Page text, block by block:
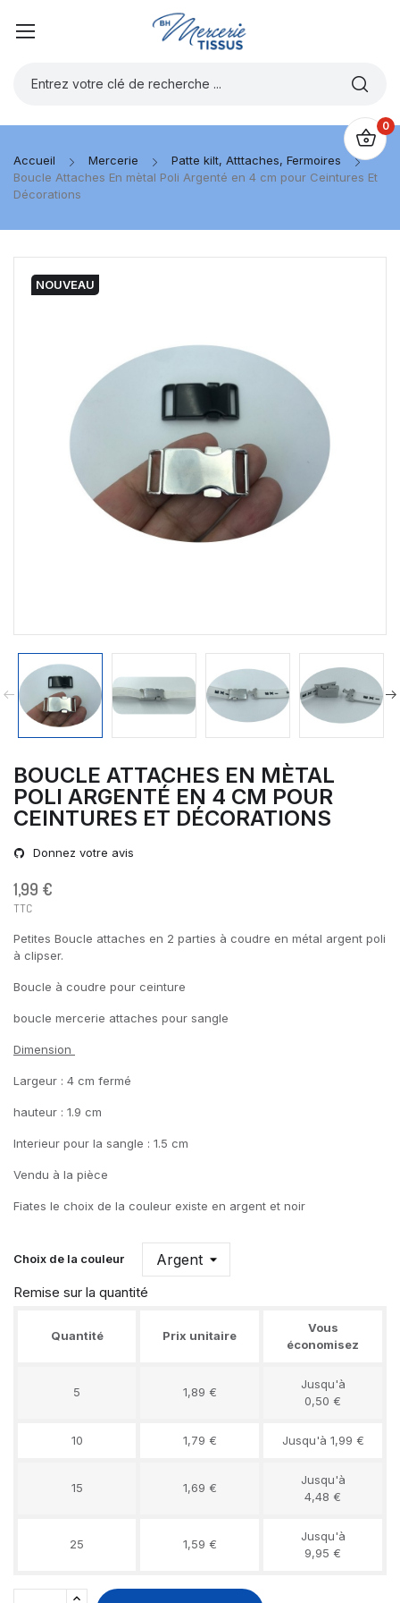
0
Accueil Mercerie
Patte kilt, Atttaches, Fermoires
Boucle Attaches En mètal Poli Argenté en 4 cm pour Ceintures Et
Décorations
NOUVEAU
BOUCLE ATTACHES EN MÈTAL
POLI ARGENTÉ EN 4 CM POUR
CEINTURES ET DÉCORATIONS
Donnez votre avis
1,99 €
TTC
Petites Boucle attaches en 2 parties à coudre en métal argent poli
à clipser.
Boucle à coudre pour ceinture
boucle mercerie attaches pour sangle
Dimension
Largeur : 4 cm fermé
hauteur : 1.9 cm
Interieur pour la sangle : 1.5 cm
Vendu à la pièce
Fiates le choix de la couleur existe en argent et noir
Choix de la couleur
Remise sur la quantité
Quantité Prix unitaire
Vous
économisez
5 1,89 €
Jusqu'à
0,50 €
10 1,79 € Jusqu'à 1,99 €
15 1,69 €
Jusqu'à
4,48 €
25 1,59 €
Jusqu'à
9,95 €